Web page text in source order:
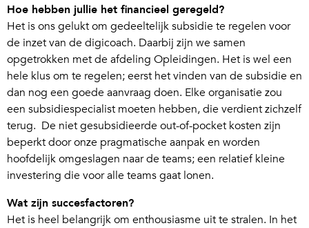
Hoe hebben jullie het financieel geregeld?
Het is ons gelukt om gedeeltelijk subsidie te regelen voor
de inzet van de digicoach. Daarbij zijn we samen
opgetrokken met de afdeling Opleidingen. Het is wel een
hele klus om te regelen; eerst het vinden van de subsidie en
dan nog een goede aanvraag doen. Elke organisatie zou
een subsidiespecialist moeten hebben, die verdient zichzelf
terug. De niet gesubsidieerde out-of-pocket kosten zijn
beperkt door onze pragmatische aanpak en worden
hoofdelijk omgeslagen naar de teams; een relatief kleine
investering die voor alle teams gaat lonen.
Wat zijn succesfactoren?
Het is heel belangrijk om enthousiasme uit te stralen. In het